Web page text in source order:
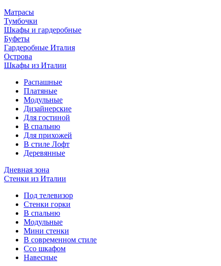
Матрасы
Тумбочки
Шкафы и гардеробные
Буфеты
Гардеробные Италия
Острова
Шкафы из Италии
Распашные
Платяные
Модульные
Дизайнерские
Для гостиной
В спальню
Для прихожей
В стиле Лофт
Деревянные
Дневная зона
Стенки из Италии
Под телевизор
Стенки горки
В спальню
Модульные
Мини стенки
В современном стиле
Ссо шкафом
Навесные